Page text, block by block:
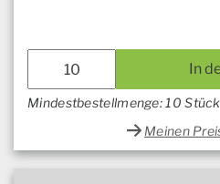
In
Mindestbestellmenge: 10 Stück
Meinen